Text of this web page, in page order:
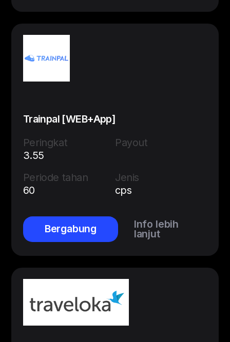
Trainpal [WEB+App]
Peringkat
3.55
Payout
Periode tahan
60
Jenis
cps
Bergabung Info lebih
lanjut